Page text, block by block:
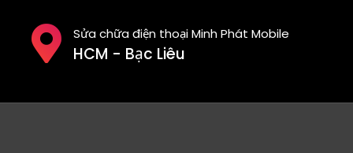
Sửa chữa điện thoại Minh Phát Mobile
HCM - Bạc Liêu